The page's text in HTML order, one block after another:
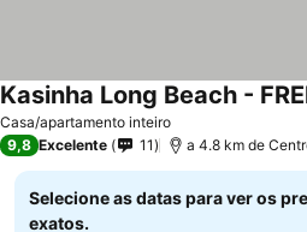
Casa/apartamento inteiro
Kasinha Long Beach -
9,8 Excelente 11 a 4.8 km de
Selecione as datas para ver os
exatos.